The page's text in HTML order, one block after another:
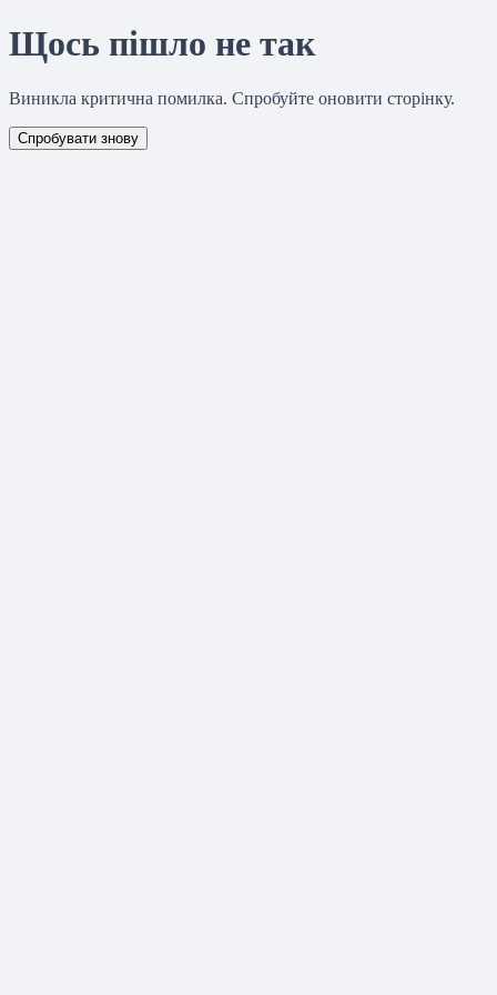
Щось пішло не так
Виникла критична помилка. Спробуйте оновити сторінку.
Спробувати знову